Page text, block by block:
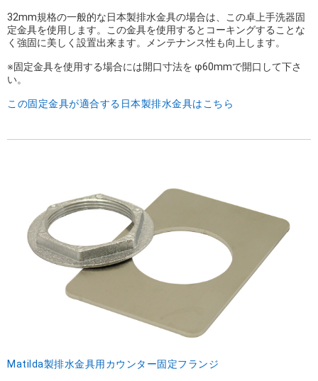
32mm規格の一般的な日本製排水金具の場合は、この卓上手洗器固
定金具を使用します。この金具を使用するとコーキングすることな
く強固に美しく設置出来ます。メンテナンス性も向上します。
※固定金具を使用する場合には開口寸法を φ60mmで開口して下さ
い。
この固定金具が適合する日本製排水金具はこちら
Matilda製排水金具用カウンター固定フランジ